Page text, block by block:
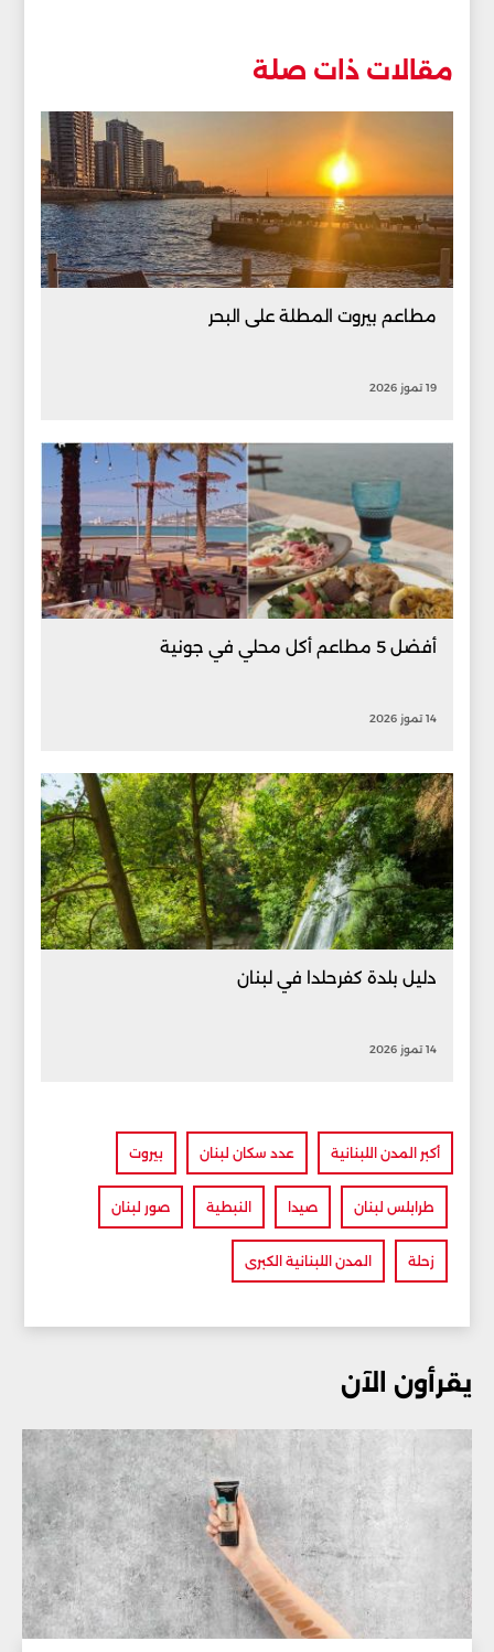
مقالات ذات صلة
مطاعم بيروت المطلة على البحر
19 تموز 2026
أفضل 5 مطاعم أكل محلي في جونية
14 تموز 2026
دليل بلدة كفرحلدا في لبنان
14 تموز 2026
أكبر المدن اللبنانية عدد سكان لبنان بيروت
طرابلس لبنان صيدا النبطية صور لبنان
زحلة المدن اللبنانية الكبرى
يقرأون الآن